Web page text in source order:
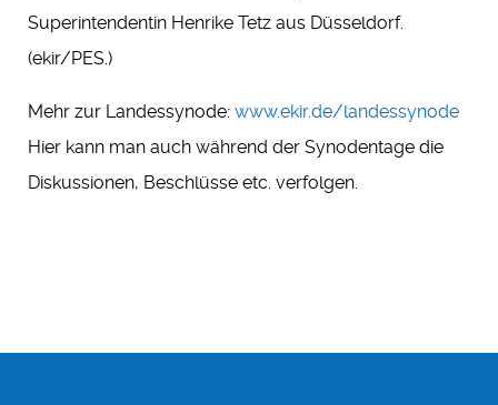
Superintendentin Henrike Tetz aus Düsseldorf.
(ekir/PES.)
Mehr zur Landessynode: www.ekir.de/landessynode
Hier kann man auch während der Synodentage die
Diskussionen, Beschlüsse etc. verfolgen.